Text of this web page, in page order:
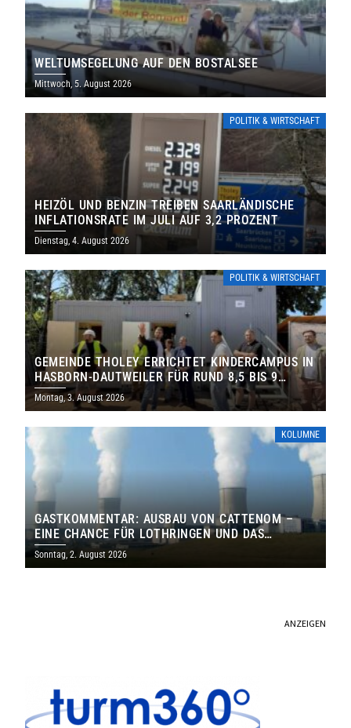
WELTUMSEGELUNG AUF DEN BOSTALSEE
Mittwoch, 5. August 2026
POLITIK & WIRTSCHAFT
HEIZÖL UND BENZIN TREIBEN SAARLÄNDISCHE
INFLATIONSRATE IM JULI AUF 3,2 PROZENT
Dienstag, 4. August 2026
POLITIK & WIRTSCHAFT
GEMEINDE THOLEY ERRICHTET KINDERCAMPUS IN
HASBORN-DAUTWEILER FÜR RUND 8,5 BIS 9
MILLIONEN EURO
Montag, 3. August 2026
KOLUMNE
GASTKOMMENTAR: AUSBAU VON CATTENOM –
EINE CHANCE FÜR LOTHRINGEN UND DAS
SAARLAND
Sonntag, 2. August 2026
ANZEIGEN